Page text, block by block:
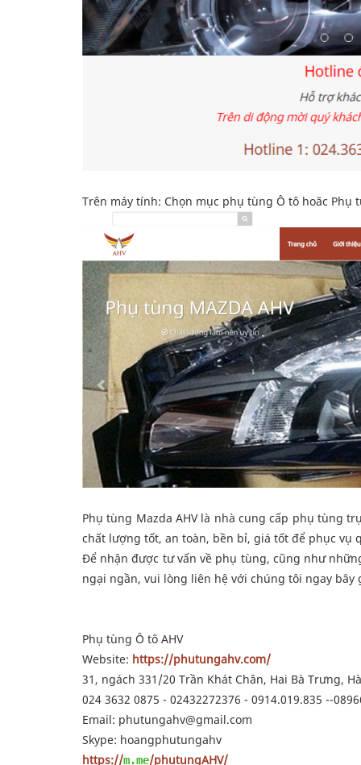
Trên máy tính: Chọn mục phụ tùng Ô tô hoăc
Phụ tùng Mazda AHV là nhà cung cấp phụ tùng
chất lượng tốt, an toàn, bền bỉ, giá tốt để phục vụ
Để nhận được tư vấn về phụ tùng, cũng như
ngại ngần, vui lòng liên hệ với chúng tôi ngay bây
Phụ tùng Ô tô AHV
Website: https://phutungahv.com/
31, ngách 331/20 Trần Khát Chân, Hai Bà Trưng,
024 3632 0875 - 02432272376 - 0914.019.835 --
Email: phutungahv@gmail.com
Skype: hoangphutungahv
https://m.me/phutungAHV/